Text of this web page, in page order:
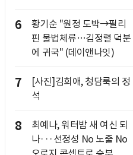
6
황기순 "원정 도박→필리
핀 불법체류…김정렬 덕분
에 귀국" (데이앤나잇)
7
[사진]김희애, 청담룩의 정
석
8
최예나, 워터밤 새 여신 되
나···선정성 No 노출 No